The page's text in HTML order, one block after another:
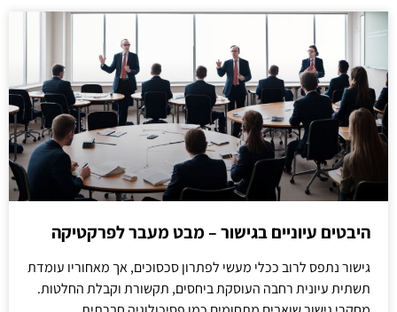
היבטים עיוניים בגישור – מבט מעבר לפרקטיקה
גישור נתפס לרוב ככלי מעשי לפתרון סכסוכים, אך מאחוריו עומדת
תשתית עיונית רחבה העוסקת ביחסים, תקשורת וקבלת החלטות.